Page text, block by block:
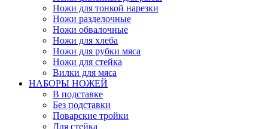
Ножи для тонкой нарезки
Ножи разделочные
Ножи обвалочные
Ножи для хлеба
Ножи для рубки мяса
Ножи для стейка
Вилки для мяса
НАБОРЫ НОЖЕЙ
В подставке
Без подставки
Поварские тройки
Для стейка